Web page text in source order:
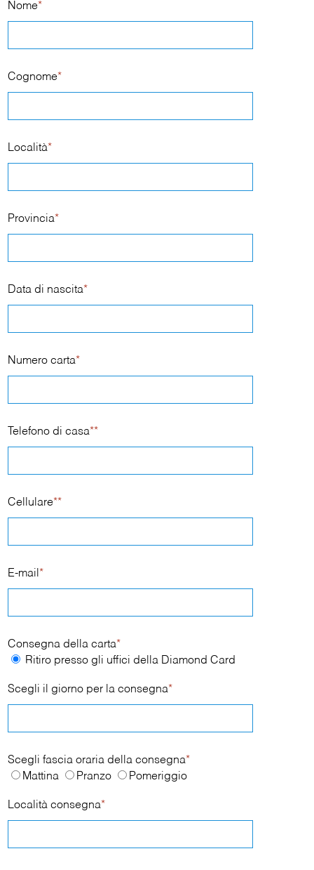
Nome*
Cognome*
Località*
Provincia*
Data di nascita*
Numero carta*
Telefono di casa**
Cellulare**
E-mail *
Consegna della carta*
Ritiro presso gli uffici della Diamond Card
Scegli il giorno per la consegna*
Scegli fascia oraria della consegna*
Mattina
Pranzo Pomeriggio
Località consegna*